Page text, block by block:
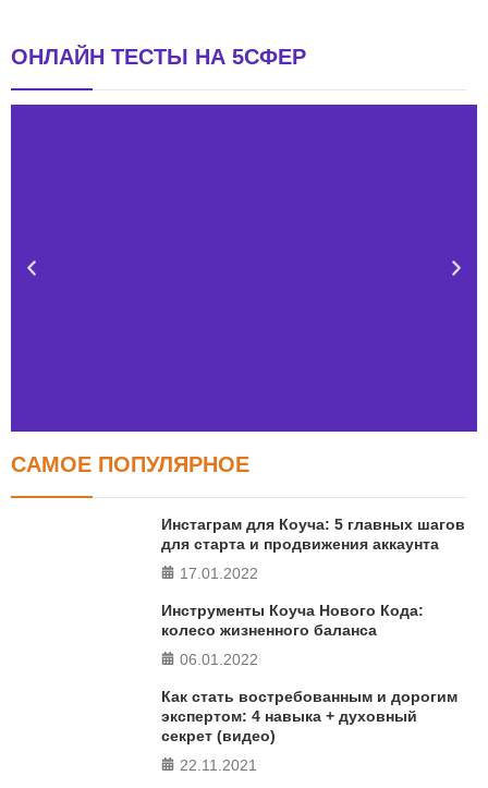
ОНЛАЙН ТЕСТЫ НА 5СФЕР
Тест FERMI
в 5 главных сферах
САМОЕ ПОПУЛЯРНОЕ
Инстаграм для Коуча: 5 главных шагов
для старта и продвижения аккаунта
17.01.2022
Инструменты Коуча Нового Кода:
колесо жизненного баланса
06.01.2022
Как стать востребованным и дорогим
экспертом: 4 навыка + духовный
секрет (видео)
22.11.2021